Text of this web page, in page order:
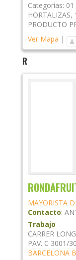
Categorías: 01
HORTALIZAS,
PRODUCTO
Ver Mapa |
R
MAYORISTA
Contacto:
Trabajo
CARRER
PAV. C 3001/
BARCELONA